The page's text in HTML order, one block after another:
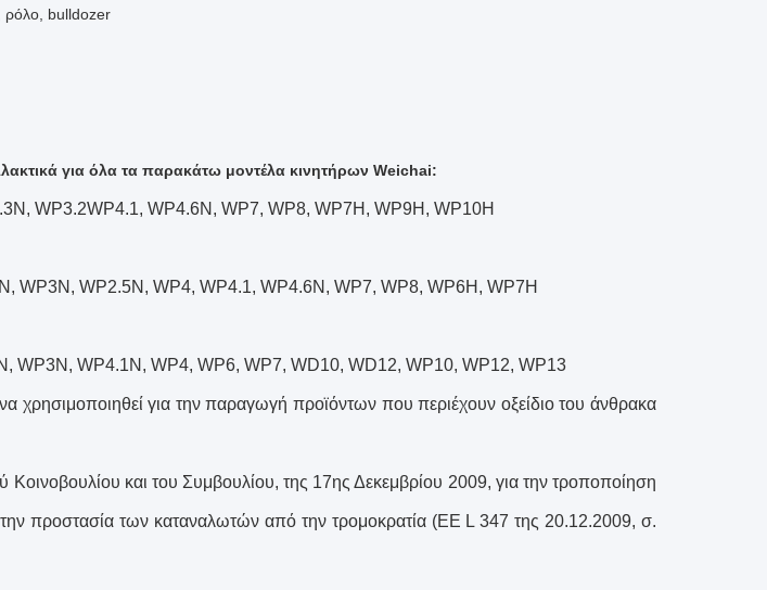
ρόλο, bulldozer
για όλα τα παρακάτω μοντέλα κινητήρων Weichai:
WP3.2WP4.1, WP4.6N, WP7, WP8, WP7H, WP9H, WP10H
WP3N, WP2.5N, WP4, WP4.1, WP4.6N, WP7, WP8, WP6H, WP7H
WP3N, WP4.1N, WP4, WP6, WP7, WD10, WD12, WP10, WP12, WP13
χρησιμοποιηθεί για την παραγωγή προϊόντων που περιέχουν οξείδιο του άνθρακα
και του Συμβουλίου, της 17ης Δεκεμβρίου 2009, για την τροποποίηση
προστασία των καταναλωτών από την τρομοκρατία (ΕΕ L 347 της 20.12.2009, σ.